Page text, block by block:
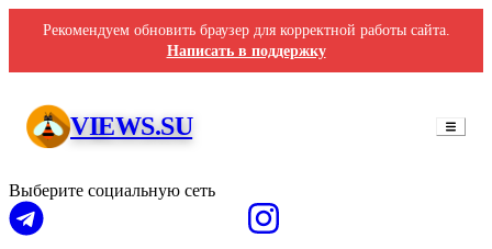
Рекомендуем обновить браузер для корректной работы сайта.
Написать в поддержку
VIEWS.SU
Выберите социальную сеть